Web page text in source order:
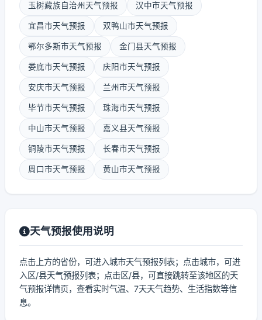
玉树藏族自治州天气预报 汉中市天气预报
宜昌市天气预报 双鸭山市天气预报
鄂尔多斯市天气预报 金门县天气预报
娄底市天气预报 庆阳市天气预报
安庆市天气预报 兰州市天气预报
毕节市天气预报 珠海市天气预报
中山市天气预报 嘉义县天气预报
铜陵市天气预报 长春市天气预报
周口市天气预报 黄山市天气预报
天气预报使用说明
点击上方的省份，可进入城市天气预报列表；点击城市，可进
入区/县天气预报列表；点击区/县，可直接跳转至该地区的天
气预报详情页，查看实时气温、7天天气趋势、生活指数等信
息。